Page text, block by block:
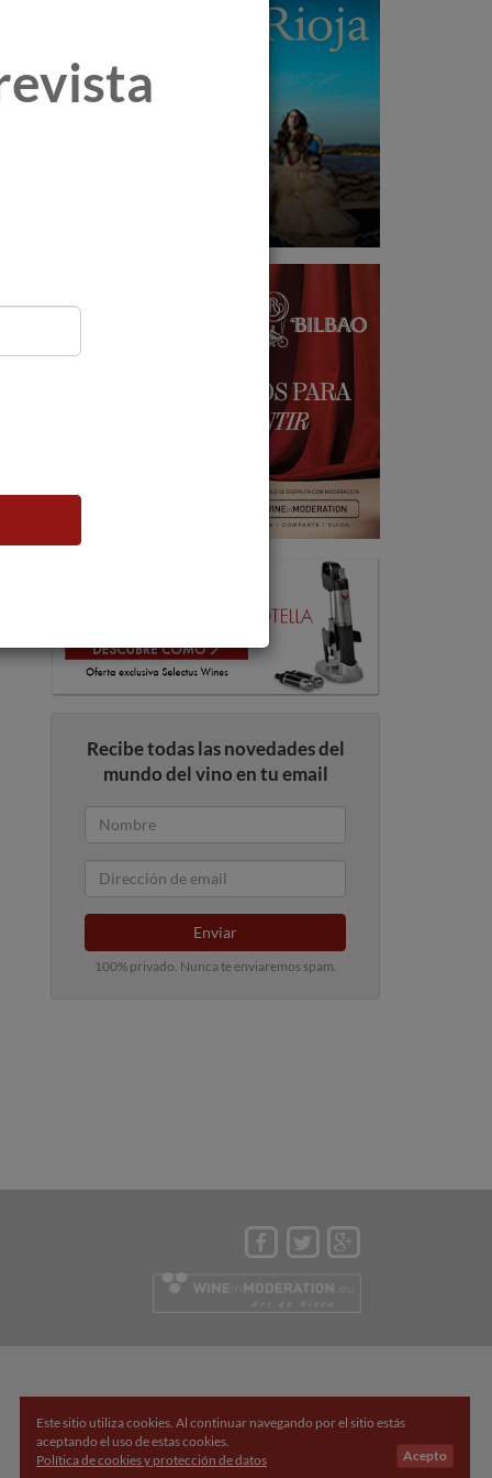
Recibe todas las novedades del
mundo del vino en tu email
Enviar
100% privado. Nunca te enviaremos spam.
Este sitio utiliza cookies. Al continuar navegando por el sitio estás
aceptando el uso de estas cookies.
Acepto
Política de cookies y protección de datos